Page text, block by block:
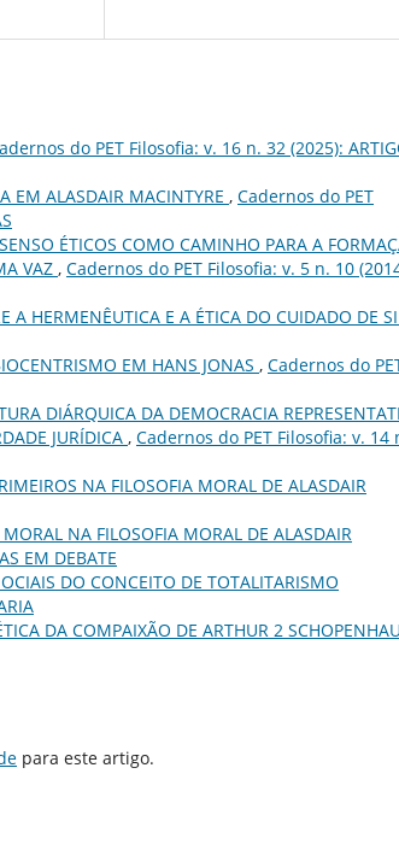
do PET Filosofia: v. 16 n. 32 (2025):
EM ALASDAIR MACINTYRE , Cadernos do PET
ÉTICOS COMO CAMINHO PARA A
VAZ , Cadernos do PET Filosofia: v. 5 n. 10
A HERMENÊUTICA E A ÉTICA DO CUIDADO DE SI
EM HANS JONAS , Cadernos do
DIÁRQUICA DA DEMOCRACIA
JURÍDICA , Cadernos do PET Filosofia: v. 14
NA FILOSOFIA MORAL DE ALASDAIR
MORAL NA FILOSOFIA MORAL DE ALASDAIR
EM DEBATE
DO CONCEITO DE TOTALITARISMO
DA COMPAIXÃO DE ARTHUR 2
para este artigo.